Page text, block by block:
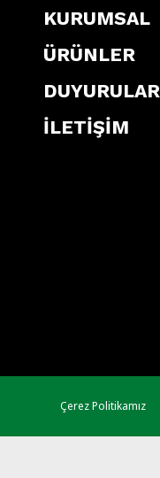
KURUMSAL
ÜRÜNLER
DUYURULAR
İLETİŞİM
Çerez Politikamız